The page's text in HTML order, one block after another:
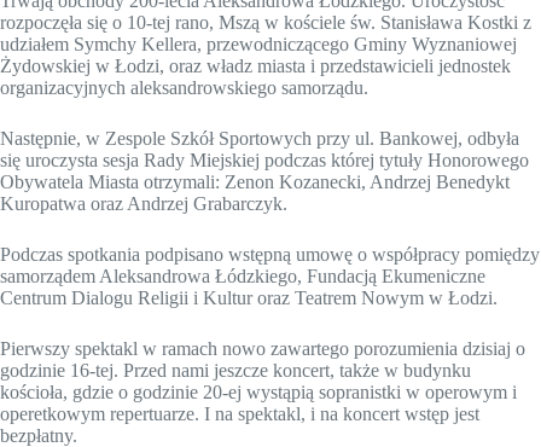
rozpoczęła się o 10-tej rano, Mszą w kościele św. Stanisława Kostki z
udziałem Symchy Kellera, przewodniczącego Gminy Wyznaniowej
Żydowskiej w Łodzi, oraz władz miasta i przedstawicieli jednostek
organizacyjnych aleksandrowskiego samorządu.
Następnie, w Zespole Szkół Sportowych przy ul. Bankowej, odbyła
się uroczysta sesja Rady Miejskiej podczas której tytuły Honorowego
Obywatela Miasta otrzymali: Zenon Kozanecki, Andrzej Benedykt
Kuropatwa oraz Andrzej Grabarczyk.
Podczas spotkania podpisano wstępną umowę o współpracy pomiędzy
samorządem Aleksandrowa Łódzkiego, Fundacją Ekumeniczne
Centrum Dialogu Religii i Kultur oraz Teatrem Nowym w Łodzi.
Pierwszy spektakl w ramach nowo zawartego porozumienia dzisiaj o
godzinie 16-tej. Przed nami jeszcze koncert, także w budynku
kościoła, gdzie o godzinie 20-ej wystąpią sopranistki w operowym i
operetkowym repertuarze. I na spektakl, i na koncert wstęp jest
bezpłatny.